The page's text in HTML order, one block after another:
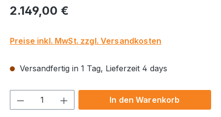
Regulärer Preis:
2.149,00 €
Preise inkl. MwSt. zzgl. Versandkosten
Versandfertig in 1 Tag, Lieferzeit 4 days
Produkt Anzahl: Gib denIn den Warenkorb